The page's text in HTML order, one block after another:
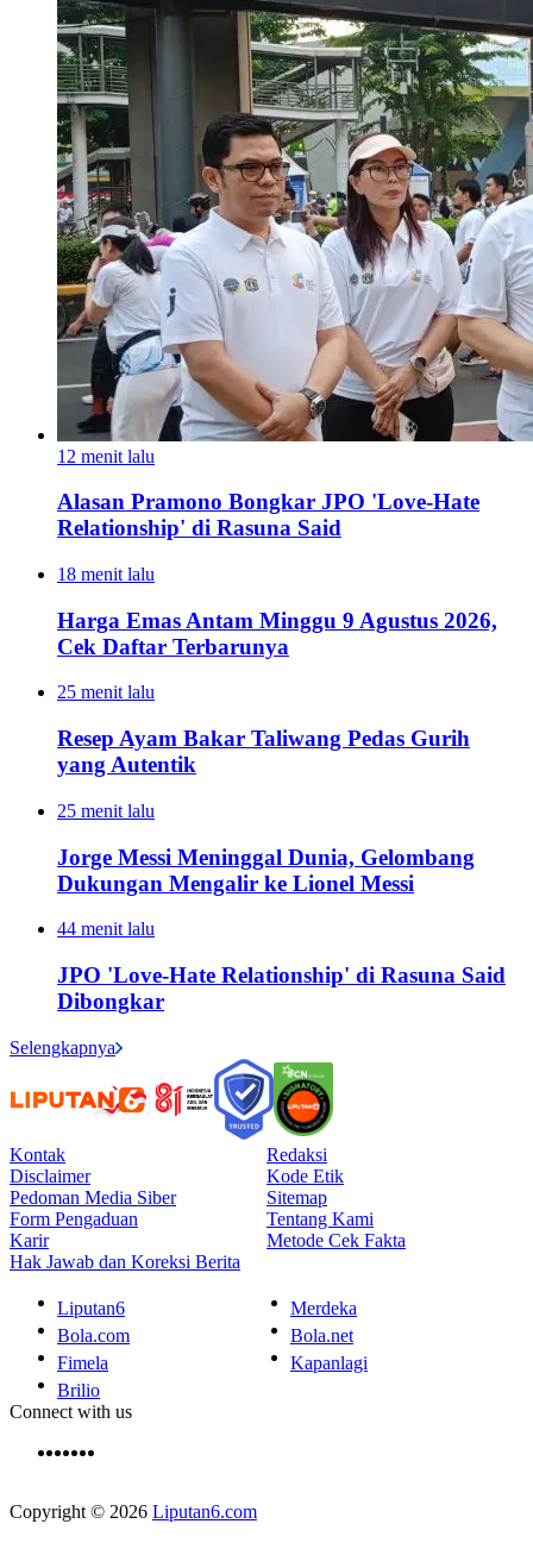
12 menit lalu
Alasan Pramono Bongkar JPO 'Love-Hate
Relationship' di Rasuna Said
18 menit lalu
Harga Emas Antam Minggu 9 Agustus 2026,
Cek Daftar Terbarunya
25 menit lalu
Resep Ayam Bakar Taliwang Pedas Gurih
yang Autentik
25 menit lalu
Jorge Messi Meninggal Dunia, Gelombang
Dukungan Mengalir ke Lionel Messi
44 menit lalu
JPO 'Love-Hate Relationship' di Rasuna Said
Dibongkar
Selengkapnya
Kontak
Redaksi
Disclaimer
Kode Etik
Pedoman Media Siber
Sitemap
Form Pengaduan
Tentang Kami
Karir
Metode Cek Fakta
Hak Jawab dan Koreksi Berita
Liputan6
Merdeka
Bola.com
Bola.net
Fimela
Kapanlagi
Brilio
Connect with us
Copyright © 2026 Liputan6.com